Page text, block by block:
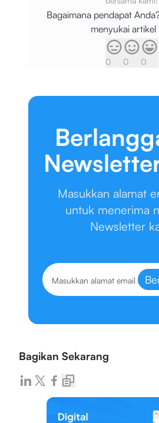
Bagaimana pendapat
menyukai artikel
0 0 0
Masukkan alamat
untuk menerima
Newsletter
Bagikan Sekarang